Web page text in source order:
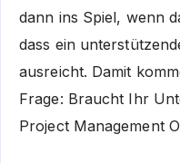
dann ins Spiel, wenn
dass ein
ausreicht. Damit
Frage: Braucht Ihr
Project Management